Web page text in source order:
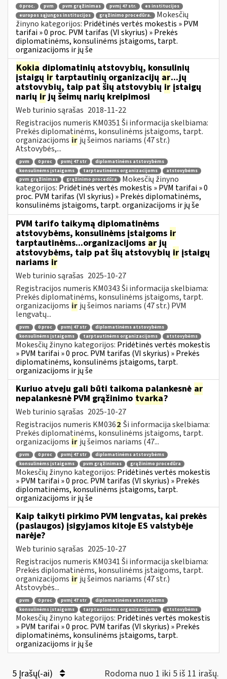
0 proc. pvm pvm grąžinimas pvmį 47 str.
es institucijos
europos sąjungos institucijos
grąžinimo procedūra.
Mokesčių
žinyno kategorijos: Pridėtinės vertės mokestis » PVM
tarifai » 0 proc. PVM tarifas (VI skyrius) » Prekės
diplomatinėms, konsulinėms įstaigoms, tarpt.
organizacijoms ir jų še
Kokia diplomatinių atstovybių, konsulinių
įstaigų ir tarptautinių organizacijų ar...jų
atstovybių, taip pat šių atstovybiųir įstaigų
narių irjų šeimų narių kreipimosi
Web turinio sąrašas 2018-11-22
Registracijos numeris KM0351 Ši informacija skelbiama:
Prekės diplomatinėms, konsulinėms įstaigoms, tarpt.
organizacijoms ir jų šeimos nariams (47 str.)
Atstovybės,...
pvm 0 proc pvmį 47 str
diplomatinėms atstovybėms
konsulinėms įstaigoms
tarptautinėms organizacijoms
atstovybėms
pvm grąžinimas
grąžinimo procedūra
Mokesčių žinyno
kategorijos: Pridėtinės vertės mokestis » PVM tarifai » 0
proc. PVM tarifas (VI skyrius) » Prekės diplomatinėms,
konsulinėms įstaigoms, tarpt. organizacijoms ir jų še
PVM tarifo taikymą diplomatinėms
atstovybėms, konsulinėms įstaigoms ir
tarptautinėms...organizacijoms arjų
atstovybėms, taip pat šių atstovybių ir įstaigų
nariams ir
Web turinio sąrašas 2025-10-27
Registracijos numeris KM0343 Ši informacija skelbiama:
Prekės diplomatinėms, konsulinėms įstaigoms, tarpt.
organizacijoms ir jų šeimos nariams (47 str.) PVM
lengvatų...
pvm 0 proc pvmį 47 str
diplomatinėms atstovybėms
konsulinėms įstaigoms
tarptautinėms organizacijoms atstovybėms
Mokesčių žinyno kategorijos: Pridėtinės vertės mokestis
» PVM tarifai » 0 proc. PVM tarifas (VI skyrius) » Prekės
diplomatinėms, konsulinėms įstaigoms, tarpt.
organizacijoms ir jų še
Kuriuo atveju gali būti taikoma palankesnė ar
nepalankesnė PVM grąžinimo tvarka?
Web turinio sąrašas 2025-10-27
Registracijos numeris KM0362 Ši informacija skelbiama:
Prekės diplomatinėms, konsulinėms įstaigoms, tarpt.
organizacijoms ir jų šeimos nariams (47...
pvm 0 proc pvmį 47 str
diplomatinėms atstovybėms
konsulinėms įstaigoms
pvm grąžinimas grąžinimo procedūra
Mokesčių žinyno kategorijos: Pridėtinės vertės mokestis
» PVM tarifai » 0 proc. PVM tarifas (VI skyrius) » Prekės
diplomatinėms, konsulinėms įstaigoms, tarpt.
organizacijoms ir jų še
Kaip taikyti pirkimo PVM lengvatas, kai prekės
(paslaugos) įsigyjamos kitoje ES valstybėje
narėje?
Web turinio sąrašas 2025-10-27
Registracijos numeris KM0341 Ši informacija skelbiama:
Prekės diplomatinėms, konsulinėms įstaigoms, tarpt.
organizacijoms ir jų šeimos nariams (47 str.)
Atstovybės...
pvm 0 proc pvmį 47 str
diplomatinėms atstovybėms
konsulinėms įstaigoms
tarptautinėms organizacijoms atstovybėms
Mokesčių žinyno kategorijos: Pridėtinės vertės mokestis
» PVM tarifai » 0 proc. PVM tarifas (VI skyrius) » Prekės
diplomatinėms, konsulinėms įstaigoms, tarpt.
organizacijoms ir jų še
5 Įrašų(-ai) Rodoma nuo 1 iki 5 iš 11 irašų.